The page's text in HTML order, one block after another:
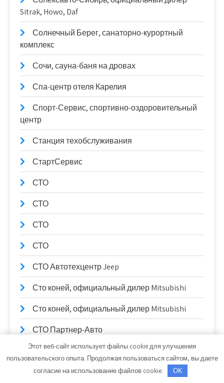
Sitrak, Howo, Daf
Солнечный Берег, санаторно-курортный
комплекс
Сочи, сауна-баня на дровах
Спа-центр отеля Карелия
Спорт-Сервис, спортивно-оздоровительный
центр
Станция техобслуживания
СтартСервис
СТО
СТО
СТО
СТО
СТО Автотехцентр Jeep
Сто коней, официальный дилер Mitsubishi
Сто коней, официальный дилер Mitsubishi
СТО Партнер-Авто
Столярный цех, Столярный цех
Сулак, гостиничный комплекс
Этот веб-сайт использует файлы cookie для улучшения
пользовательского опыта. Продолжая пользоваться сайтом, вы даете
согласие на использование файлов cookie.
OK